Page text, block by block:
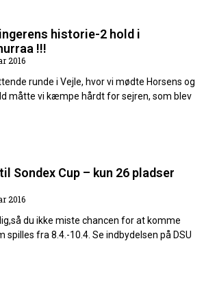
historie-2 hold i
!!!
2016
runde i Vejle, hvor vi mødte Horsens og
måtte vi kæmpe hårdt for sejren, som blev
Sondex Cup – kun 26 pladser
2016
du ikke miste chancen for at komme
spilles fra 8.4.-10.4. Se indbydelsen på DSU